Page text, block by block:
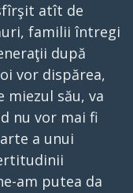
atît de
familii întregi
după
vor dispărea,
miezul său, va
nu vor mai fi
a unui
am putea da